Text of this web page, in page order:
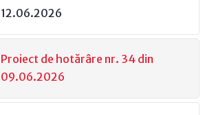
12.06.2026
Proiect de hotărâre nr. 34 din
09.06.2026